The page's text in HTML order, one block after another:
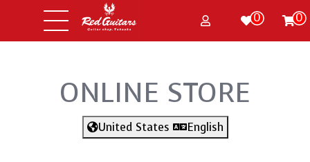
0 0
ONLINE STORE
United States English